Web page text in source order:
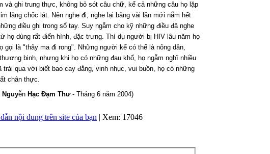
và ghi trung thực, không bỏ sót câu chữ, kể cả những câu họ lặp
lặng chốc lát. Nên nghe đi, nghe lại băng vài lần mới nắm hết
điều ghi trong sổ tay. Suy ngẫm cho kỹ những điều đã nghe
họ dùng rất điển hình, đặc trưng. Thí dụ người bị HIV lâu năm họ
gọi là "thây ma đi rong". Những người kể có thể là nông dân,
binh, nhưng khi họ có những đau khổ, họ ngẫm nghĩ nhiều
qua với biết bao cay đắng, vinh nhục, vui buồn, họ có những
chân thực.
Nguyễn Hạc Đạm Thư- Tháng 6 năm 2004)
nội dung trên site của bạn | Xem: 17046